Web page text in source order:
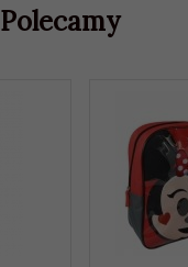
Polecamy